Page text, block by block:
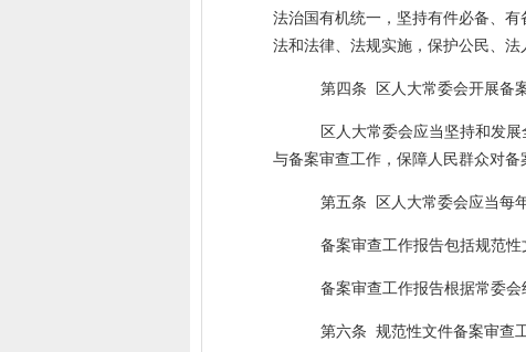
法治国有机统一，坚持有件必备、
法和法律、法规实施，保护公民、法
第四条 区人大常委会开展备
区人大常委会应当坚持和发
与备案审查工作，保障人民群众对备
第五条 区人大常委会应当每
备案审查工作报告包括规范
备案审查工作报告根据常委会
第六条 规范性文件备案审查